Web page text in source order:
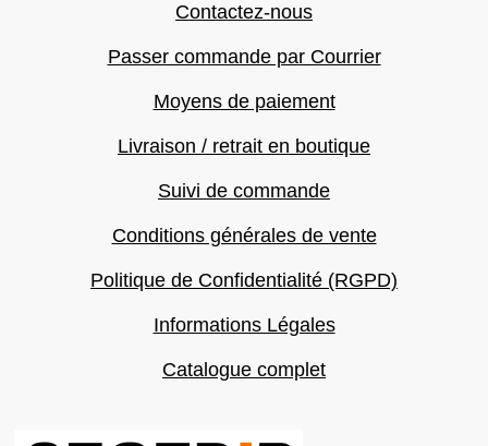
Contactez-nous
Passer commande par Courrier
Moyens de paiement
Livraison / retrait en boutique
Suivi de commande
Conditions générales de vente
Politique de Confidentialité (RGPD)
Informations Légales
Catalogue complet